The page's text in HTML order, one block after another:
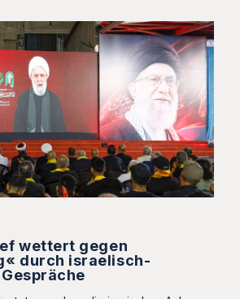
wettert gegen
durch israelisch-